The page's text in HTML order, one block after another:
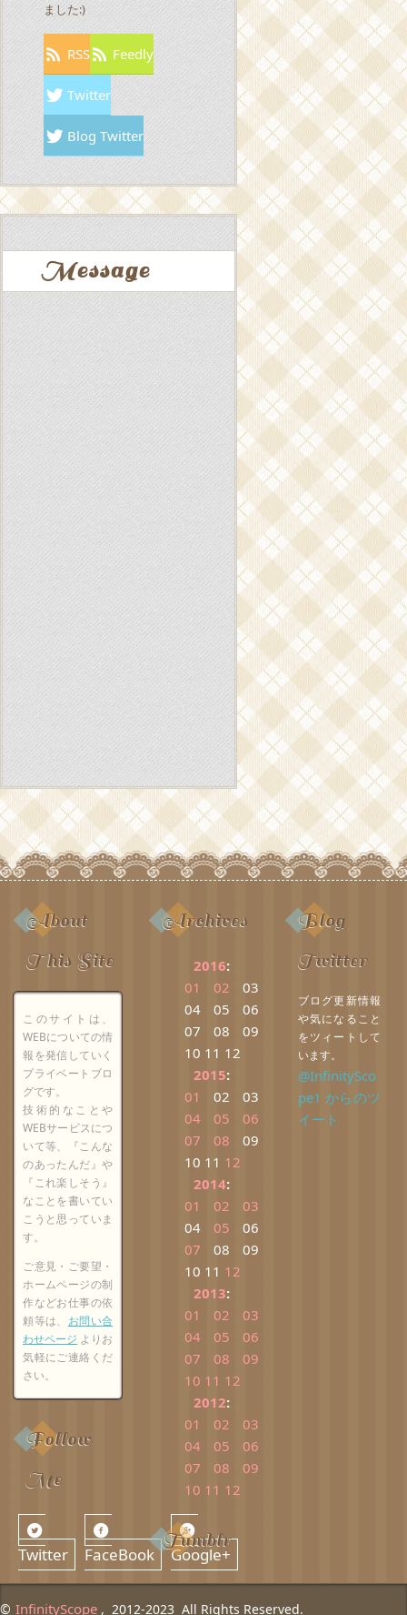
ました:)
RSS Feedly
Twitter
Blog Twitter
Message
About
This Site
このサイトは、
WEBについての情
報を発信していく
プライベートブロ
グです。
技術的なことや
WEBサービスにつ
いて等、『こんな
のあったんだ』や
『これ楽しそう』
なことを書いてい
こうと思っていま
す。
ご意見・ご要望・
ホームページの制
作などお仕事の依
頼等は、 お問い合
わせページ よりお
気軽にご連絡くだ
さい。
Follow
Me
Twitter FaceBook Google+
Archives
2016:
01
02
03
04
05
06
07
08
09
10 11 12
2015:
01
02
03
04
05
06
07
08
09
10 11 12
2014:
01
02
03
04
05
06
07
08
09
10 11 12
2013:
01
02
03
04
05
06
07
08
09
10 11 12
2012:
01
02
03
04
05
06
07
08
09
10 11 12
Tumblr
Blog
Twitter
ブログ更新情報
や気になること
をツィートして
います。
@InfinitySco
pe1 からのツ
イート
© InfinityScope , 2012-2023 All Rights Reserved.